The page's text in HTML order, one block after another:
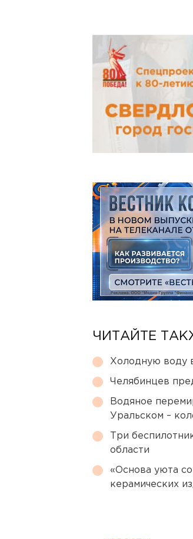
ЧИТАЙТЕ
Холодную воду
Челябинцев
Водяное
Уральском –
Три
области
«Основа уюта
керамических